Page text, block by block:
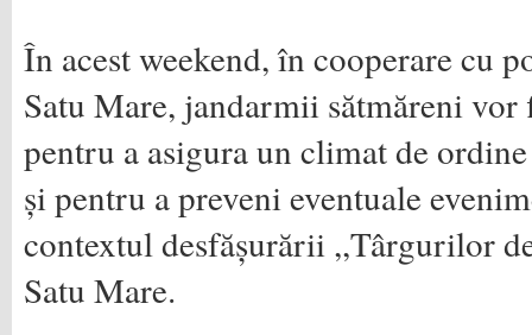
În acest weekend, în cooperare cu
Satu Mare, jandarmii sătmăreni
pentru a asigura un climat de
și pentru a preveni eventuale
contextul desfășurării ,,Târgurilor
Satu Mare.